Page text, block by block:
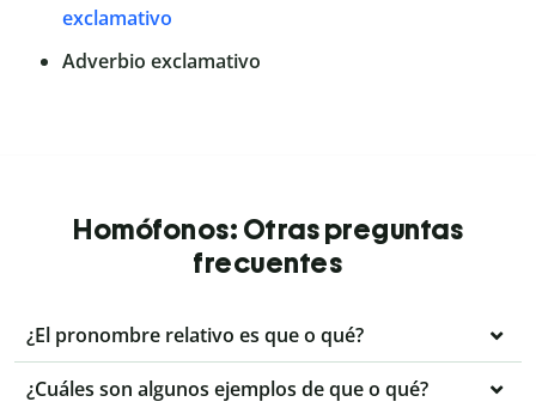
exclamativo
Adverbio exclamativo
Homófonos: Otras preguntas
frecuentes
¿El pronombre relativo es que o qué?
¿Cuáles son algunos ejemplos de que o qué?